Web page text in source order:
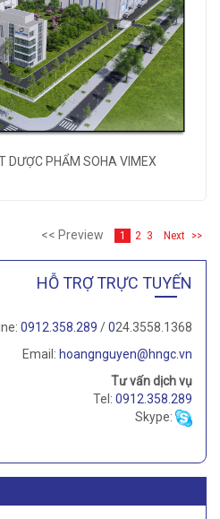
DƯỢC PHẨM SOHA VIMEX
<< Preview 1 2 3 Next >>
HỖ TRỢ TRỰC TUYẾN
0912.358.289 /024.3558.1368
Email: hoangnguyen@hngc.vn
Tư vấn dịch vụ
Tel: 0912.358.289
Skype: